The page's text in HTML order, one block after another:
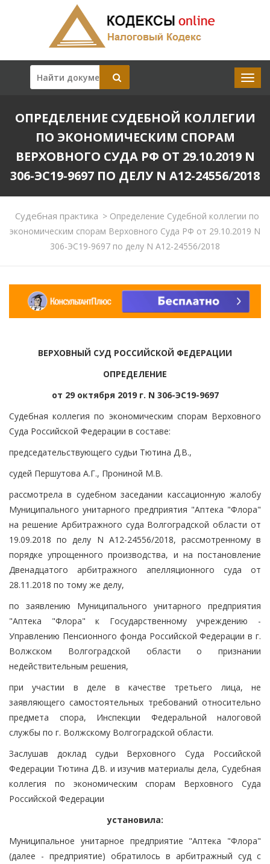
ОПРЕДЕЛЕНИЕ СУДЕБНОЙ КОЛЛЕГИИ
ПО ЭКОНОМИЧЕСКИМ СПОРАМ
ВЕРХОВНОГО СУДА РФ ОТ 29.10.2019 N
306-ЭС19-9697 ПО ДЕЛУ N А12-24556/2018
Судебная практика > Определение Судебной коллегии по
экономическим спорам Верховного Суда РФ от 29.10.2019 N
306-ЭС19-9697 по делу N А12-24556/2018
ВЕРХОВНЫЙ СУД РОССИЙСКОЙ ФЕДЕРАЦИИ
ОПРЕДЕЛЕНИЕ
от 29 октября 2019 г. N 306-ЭС19-9697
Судебная коллегия по экономическим спорам Верховного
Суда Российской Федерации в составе:
председательствующего судьи Тютина Д.В.,
судей Першутова А.Г., Прониной М.В.
рассмотрела в судебном заседании кассационную жалобу
Муниципального унитарного предприятия "Аптека "Флора"
на решение Арбитражного суда Волгоградской области от
19.09.2018 по делу N А12-24556/2018, рассмотренному в
порядке упрощенного производства, и на постановление
Двенадцатого арбитражного апелляционного суда от
28.11.2018 по тому же делу,
по заявлению Муниципального унитарного предприятия
"Аптека "Флора" к Государственному учреждению -
Управлению Пенсионного фонда Российской Федерации в г.
Волжском Волгоградской области о признании
недействительным решения,
при участии в деле в качестве третьего лица, не
заявляющего самостоятельных требований относительно
предмета спора, Инспекции Федеральной налоговой
службы по г. Волжскому Волгоградской области.
Заслушав доклад судьи Верховного Суда Российской
Федерации Тютина Д.В. и изучив материалы дела, Судебная
коллегия по экономическим спорам Верховного Суда
Российской Федерации
установила:
Муниципальное унитарное предприятие "Аптека "Флора"
(далее - предприятие) обратилось в арбитражный суд с